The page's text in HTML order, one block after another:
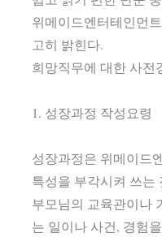
위메이드엔터테인먼
고히 밝힌다.
희망직무에 대한 사전
1. 성장과정 작성요령
성장과정은 위메이드
특성을 부각시켜 쓰는
부모님의 교육관이나
는 일이나 사건, 경험